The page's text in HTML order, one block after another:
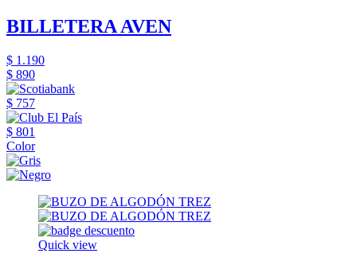
BILLETERA AVEN
$ 1.190
$ 890
$ 757
$ 801
Color
Quick view